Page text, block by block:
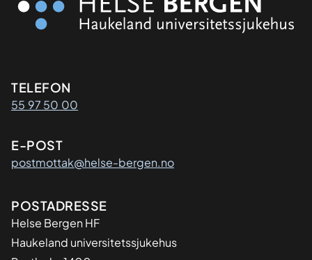
Kontaktinformasjon
TELEFON
55 97 50 00
E-POST
postmottak@helse-bergen.no
Adresse
POSTADRESSE
Helse Bergen HF
Haukeland universitetssjukehus